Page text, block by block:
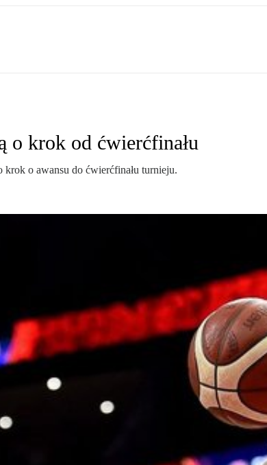
o krok od ćwierćfinału
o awansu do ćwierćfinału turnieju.